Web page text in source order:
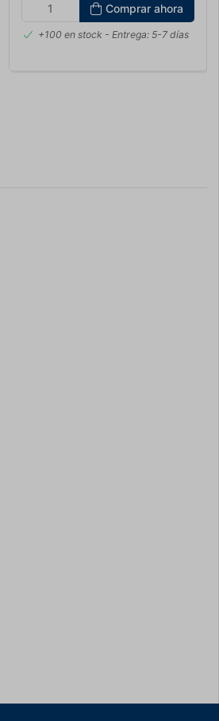
Comprar ahora
+100 en stock - Entrega: 5-7 días